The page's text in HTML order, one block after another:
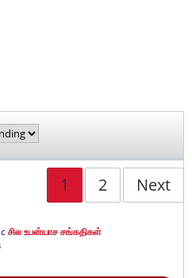
1 2 Next
சில உபன்யாச சங்கதிகள்